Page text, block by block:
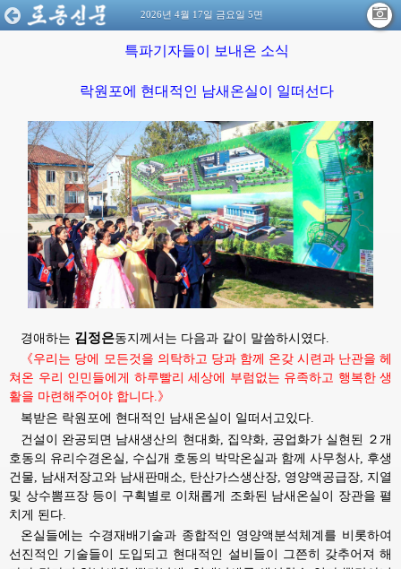
2026년 4월 17일 금요일 5면
특파기자들이 보내온 소식
락원포에 현대적인 남새온실이 일떠선다
경애하는 김정은동지께서는 다음과 같이 말씀하시였다.
《우리는 당에 모든것을 의탁하고 당과 함께 온갖 시련과 난관을 헤
쳐온 우리 인민들에게 하루빨리 세상에 부럼없는 유족하고 행복한 생
활을 마련해주어야 합니다.》
복받은 락원포에 현대적인 남새온실이 일떠서고있다.
건설이 완공되면 남새생산의 현대화, 집약화, 공업화가 실현된 ２개
호동의 유리수경온실, 수십개 호동의 박막온실과 함께 사무청사, 후생
건물, 남새저장고와 남새판매소, 탄산가스생산장, 영양액공급장, 지열
및 상수뽐프장 등이 구획별로 이채롭게 조화된 남새온실이 장관을 펼
치게 된다.
온실들에는 수경재배기술과 종합적인 영양액분석체계를 비롯하여
선진적인 기술들이 도입되고 현대적인 설비들이 그쯘히 갖추어져 해